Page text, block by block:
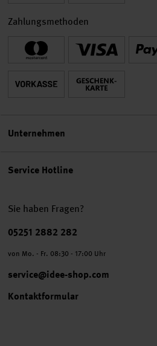
Service Hotline
Sie haben Fragen?
Telefonnummer
05251 2882 282
von Mo. - Fr. 08:30 - 17:00 Uhr
service@idee-shop.com
Kontaktformular
Zahlungsmethoden
Unternehmen